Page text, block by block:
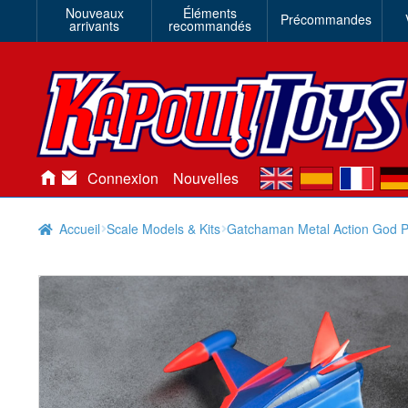
Nouveaux
arrivants
Éléments
recommandés Précommandes
Connexion Nouvelles en es de
Accueil Scale Models & Kits Gatchaman Metal Action God